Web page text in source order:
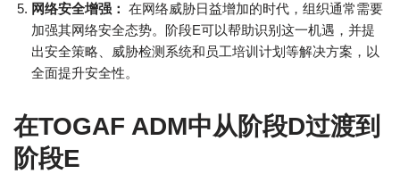
网络安全增强： 在网络威胁日益增加的时代，组织通常需要
加强其网络安全态势。阶段E可以帮助识别这一机遇，并提
出安全策略、威胁检测系统和员工培训计划等解决方案，以
全面提升安全性。
在TOGAF ADM中从阶段D过渡到
阶段E